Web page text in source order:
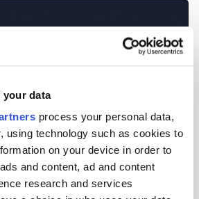
your data
process your personal data,
using technology such as cookies to
on your device in order to
and content, ad and content
research and services
internacional de soluciones de tecnología de